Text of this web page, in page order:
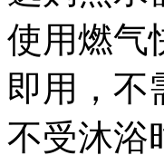
使用燃气
即用，不
不受沐浴